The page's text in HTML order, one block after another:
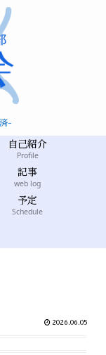
-
自己紹介
Profile
記事
web log
予定
Schedule
2026.06.05